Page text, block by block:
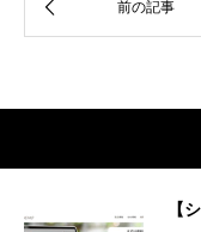
【